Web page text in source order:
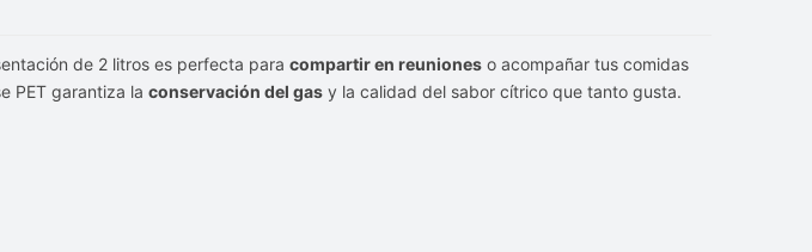
de 2 litros es perfecta para compartir en reuniones o acompañar tus comidas
PET garantiza la conservación del gas y la calidad del sabor cítrico que tanto gusta.